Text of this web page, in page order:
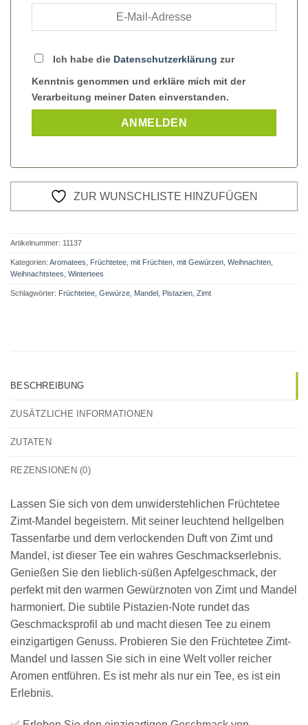
Ich habe die Datenschutzerklärung zur
Kenntnis genommen und erkläre mich mit der
Verarbeitung meiner Daten einverstanden.
ZUR WUNSCHLISTE HINZUFÜGEN
Artikelnummer: 11137
Kategorien: Aromatees Früchtetee mit Früchten mit Gewürzen Weihnachten
Weihnachtstees Wintertees
Schlagwörter: Früchtetee Gewürze Mandel Pistazien Zimt
BESCHREIBUNG
ZUSÄTZLICHE INFORMATIONEN
ZUTATEN
REZENSIONEN (0)
Lassen Sie sich von dem unwiderstehlichen Früchtetee
Zimt-Mandel begeistern. Mit seiner leuchtend hellgelben
Tassenfarbe und dem verlockenden Duft von Zimt und
Mandel, ist dieser Tee ein wahres Geschmackserlebnis.
Genießen Sie den lieblich-süßen Apfelgeschmack, der
perfekt mit den warmen Gewürznoten von Zimt und Mandel
harmoniert. Die subtile Pistazien-Note rundet das
Geschmacksprofil ab und macht diesen Tee zu einem
einzigartigen Genuss. Probieren Sie den Früchtetee Zimt-
Mandel und lassen Sie sich in eine Welt voller reicher
Aromen entführen. Es ist mehr als nur ein Tee, es ist ein
Erlebnis.